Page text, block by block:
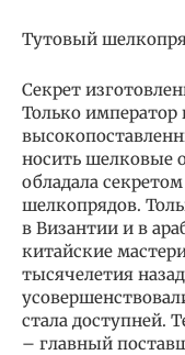
Тутовый
Секрет
Только император
носить шелковые
обладала
шелкопрядов.
в Византии и в
китайские
тысячелетия
стала доступней.
– главный